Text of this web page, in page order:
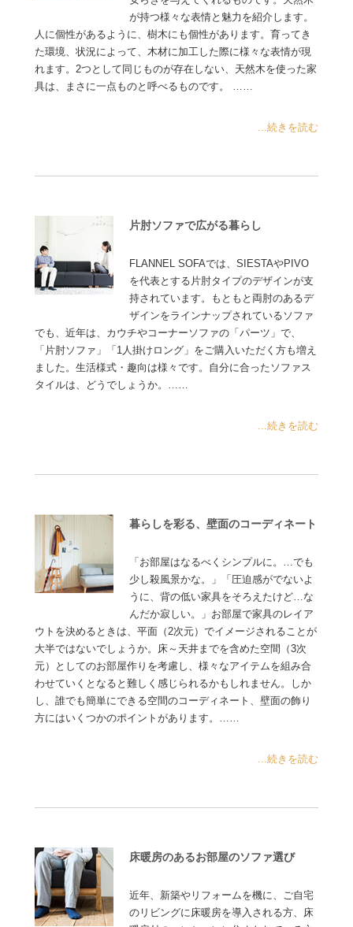
が持つ様々な表情と魅力を紹介します。
人に個性があるように、樹木にも個性があります。育ってき
た環境、状況によって、木材に加工した際に様々な表情が現
れます。2つとして同じものが存在しない、天然木を使った家
具は、まさに一点ものと呼べるものです。 ……
...続きを読む
片肘ソファで広がる暮らし
FLANNEL SOFAでは、SIESTAやPIVO
を代表とする片肘タイプのデザインが支
持されています。もともと両肘のあるデ
ザインをラインナップされているソファ
でも、近年は、カウチやコーナーソファの「パーツ」で、
「片肘ソファ」「1人掛けロング」をご購入いただく方も増え
ました。生活様式・趣向は様々です。自分に合ったソファス
タイルは、どうでしょうか。……
...続きを読む
暮らしを彩る、壁面のコーディネート
「お部屋はなるべくシンプルに。…でも
少し殺風景かな。」「圧迫感がでないよ
うに、背の低い家具をそろえたけど…な
んだか寂しい。」お部屋で家具のレイア
ウトを決めるときは、平面（2次元）でイメージされることが
大半ではないでしょうか。床～天井までを含めた空間（3次
元）としてのお部屋作りを考慮し、様々なアイテムを組み合
わせていくとなると難しく感じられるかもしれません。しか
し、誰でも簡単にできる空間のコーディネート、壁面の飾り
方にはいくつかのポイントがあります。……
...続きを読む
床暖房のあるお部屋のソファ選び
近年、新築やリフォームを機に、ご自宅
のリビングに床暖房を導入される方、床